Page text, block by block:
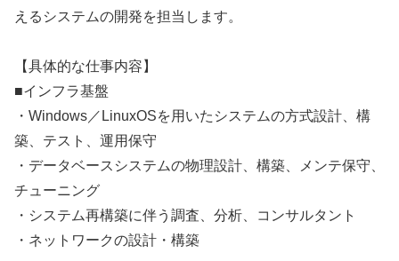
えるシステムの開発を担当します。
【具体的な仕事内容】
■インフラ基盤
・Windows／LinuxOSを用いたシステムの方式設計、構
築、テスト、運用保守
・データベースシステムの物理設計、構築、メンテ保守、
チューニング
・システム再構築に伴う調査、分析、コンサルタント
・ネットワークの設計・構築